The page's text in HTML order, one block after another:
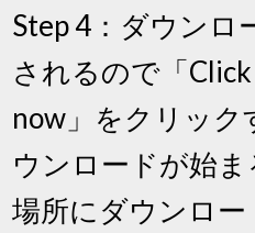
Step 4：ダウンロ
されるので「
now」をクリック
ウンロードが始
場所にダウンロー